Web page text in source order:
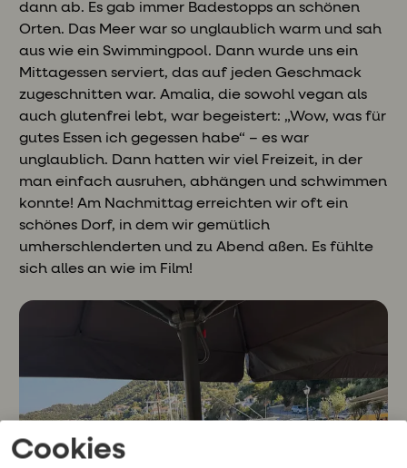
Cookies
dann ab. Es gab immer Badestopps an schönen
Orten. Das Meer war so unglaublich warm und sah
aus wie ein Swimmingpool. Dann wurde uns ein
Mittagessen serviert, das auf jeden Geschmack
zugeschnitten war. Amalia, die sowohl vegan als
auch glutenfrei lebt, war begeistert: „Wow, was für
gutes Essen ich gegessen habe“ – es war
unglaublich. Dann hatten wir viel Freizeit, in der
man einfach ausruhen, abhängen und schwimmen
konnte! Am Nachmittag erreichten wir oft ein
schönes Dorf, in dem wir gemütlich
umherschlenderten und zu Abend aßen. Es fühlte
sich alles an wie im Film!